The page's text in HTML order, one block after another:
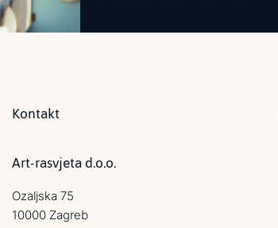
Kontakt
Art-rasvjeta d.o.o.
Ozaljska 75
10000 Zagreb